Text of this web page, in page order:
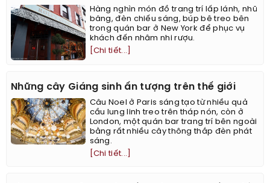
Hàng nghìn món đồ trang trí lấp lánh, nhũ
băng, đèn chiếu sáng, búp bê treo bên
trong quán bar ở New York để phục vụ
khách đến nhâm nhi rượu.
[Chi tiết...]
Những cây Giáng sinh ấn tượng trên thế giới
Câu Noel ở Paris sáng tạo từ nhiều quả
cầu lung linh treo trên tháp nón, còn ở
London, một quán bar trang trí bên ngoài
bằng rất nhiều cây thông thắp đèn phát
sáng.
[Chi tiết...]